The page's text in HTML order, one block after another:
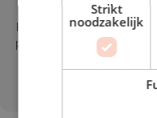
Het volledige overzicht
platform van 5-
https://
Strikt
noodzakelijk